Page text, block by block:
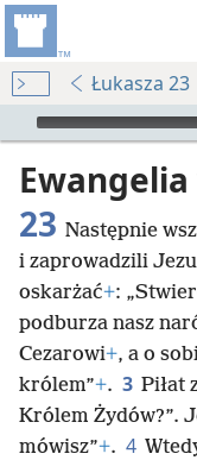
Łukasza 23
Audio Player
Ewangelia
23 Następnie
i zaprowadzili
oskarżać+:
podburza nasz
Cezarowi+, a o
królem”+. 3 Piłat
Królem Żydów?”.
mówisz”+. 4